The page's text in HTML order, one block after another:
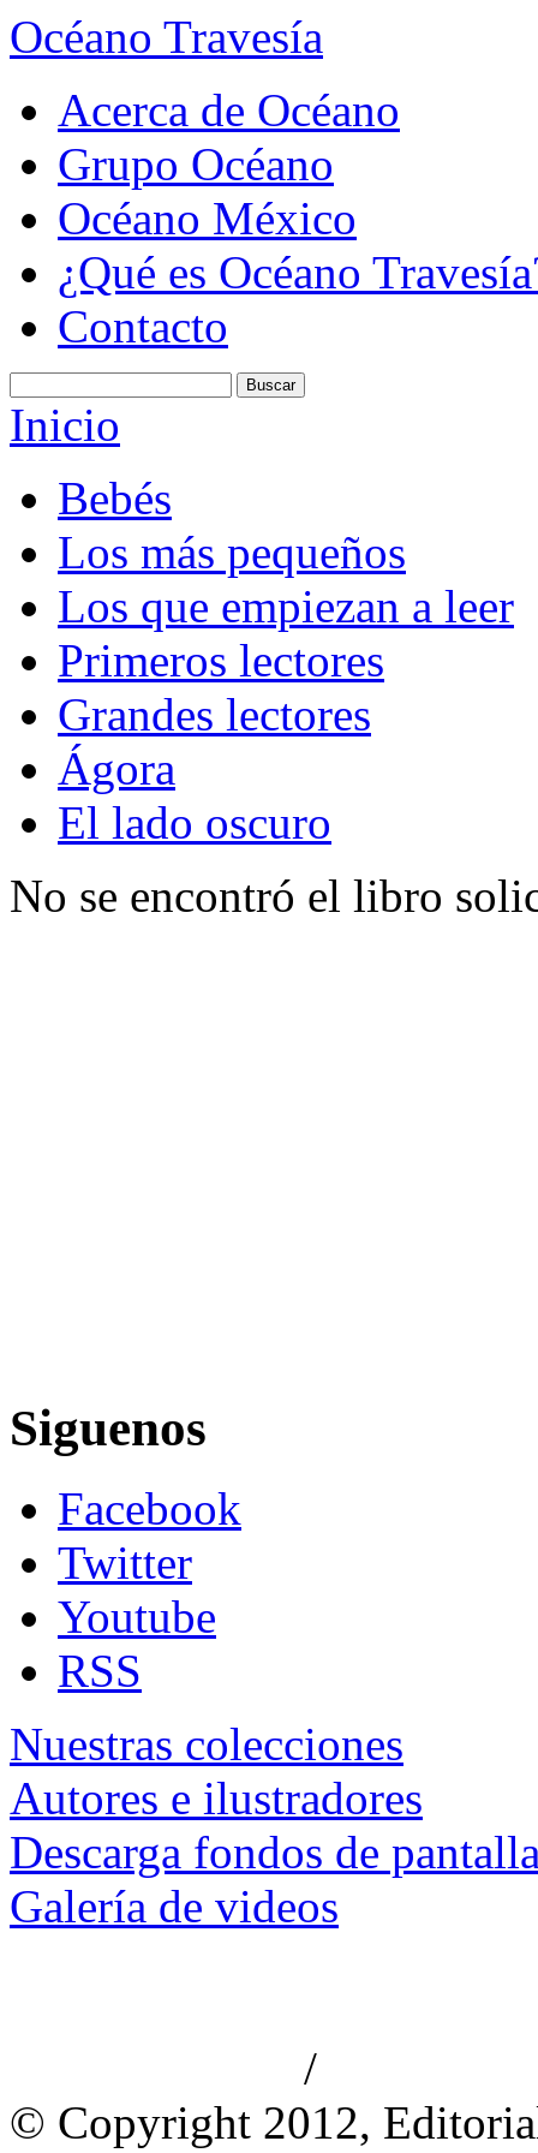
Océano Travesía
Acerca de Océano
Grupo Océano
Océano México
¿Qué es Océano
Contacto
Inicio
Bebés
Los más pequeños
Los que empiezan a leer
Primeros lectores
Grandes lectores
Ágora
El lado oscuro
No se encontró el libro
Siguenos
Facebook
Twitter
Youtube
RSS
Nuestras colecciones
Autores e ilustradores
Descarga fondos de
Galería de videos
/
© Copyright 2012,